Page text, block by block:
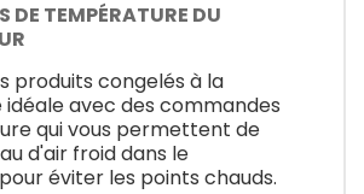
DE TEMPÉRATURE DU
produits congelés à la
avec des commandes
qui vous permettent de
d'air froid dans le
éviter les points chauds.